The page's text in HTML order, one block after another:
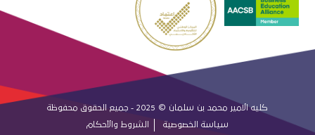
كليه الامير محمد بن سلمان © 2025 - جميع الحقوق محفوظة
سياسة الخصوصية الشروط والأحكام